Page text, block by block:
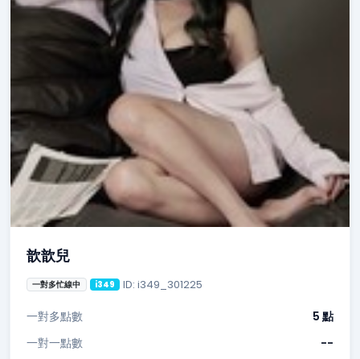
歆歆兒
一對多忙線中 i349 ID: i349_301225
一對多點數
5 點
一對一點數
--